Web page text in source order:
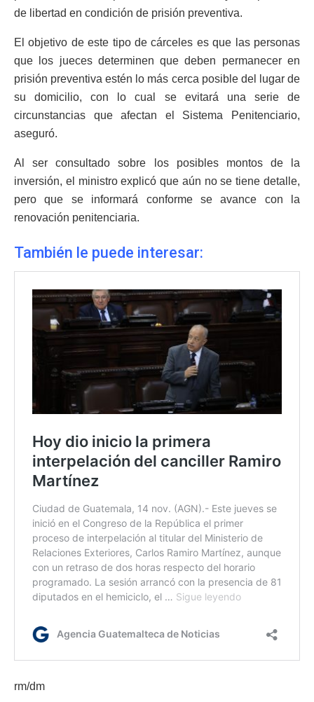
de libertad en condición de prisión preventiva.
El objetivo de este tipo de cárceles es que las personas
que los jueces determinen que deben permanecer en
prisión preventiva estén lo más cerca posible del lugar de
su domicilio, con lo cual se evitará una serie de
circunstancias que afectan el Sistema Penitenciario,
aseguró.
Al ser consultado sobre los posibles montos de la
inversión, el ministro explicó que aún no se tiene detalle,
pero que se informará conforme se avance con la
renovación penitenciaria.
También le puede interesar:
rm/dm